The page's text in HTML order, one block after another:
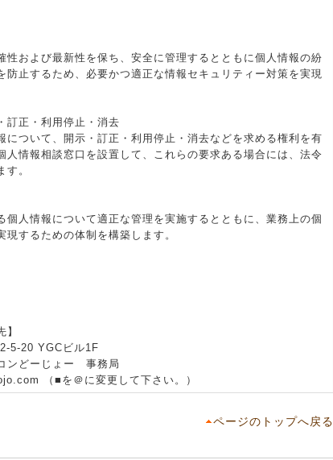
性および最新性を保ち、安全に管理するとともに個人情報の紛
防止するため、必要かつ適正な情報セキュリティー対策を実現
正・利用停止・消去
について、開示・訂正・利用停止・消去などを求める権利を有
人情報相談窓口を設置して、これらの要求ある場合には、法令
す。
個人情報について適正な管理を実施するとともに、業務上の個
現するための体制を構築します。
】
5-20 YGCビル1F
ンどーじょー 事務局
（■を＠に変更して下さい。）
ページのトップへ戻る